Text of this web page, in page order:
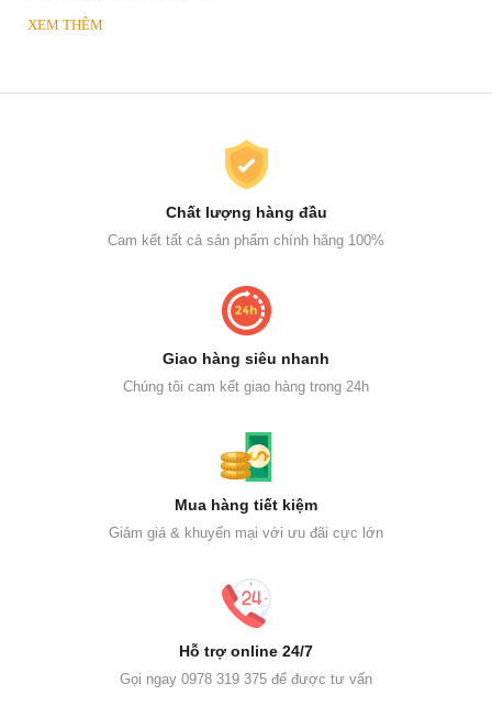
XEM THÊM
Chất lượng hàng đầu
Cam kết tất cả sản phẩm chính hãng 100%
Giao hàng siêu nhanh
Chúng tôi cam kết giao hàng trong 24h
Mua hàng tiết kiệm
Giảm giá & khuyến mại với ưu đãi cực lớn
Hỗ trợ online 24/7
Gọi ngay 0978 319 375 để được tư vấn